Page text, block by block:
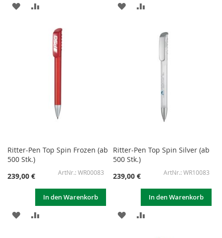
ZUR
HINZUFÜGENHINZUFÜGEN
ZUR
HINZUFÜGENHINZUFÜGEN
Ritter-Pen Top Spin Frozen (ab
500 Stk.)
239,00 €
WR00083
In den Warenkorb
ZUR
Ritter-Pen Top Spin Silver (ab
500 Stk.)
239,00 €
WR10083
In den Warenkorb
ZUR